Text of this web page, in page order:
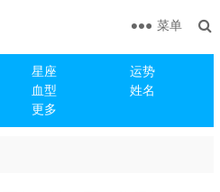
星座
运势
血型
姓名
更多
菜单